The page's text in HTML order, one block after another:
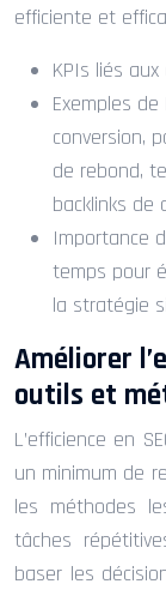
efficiente et
KPIs liés aux
Exemples
conversion,
de rebond,
backlinks de
Importance
temps pour
la stratégie
Améliorer
outils et
L’efficience en
un minimum de
les méthodes
tâches
baser les